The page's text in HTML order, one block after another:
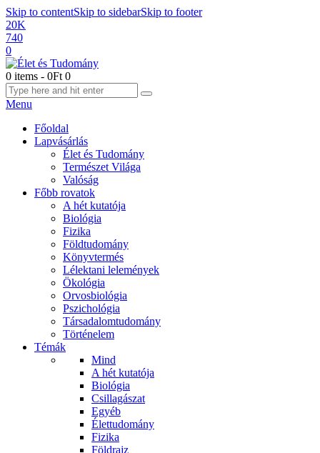
Skip to contentSkip to sidebarSkip to footer
20K
740
0
0 items - 0Ft 0
Menu
Főoldal
Lapvásárlás
Élet és Tudomány
Természet Világa
Valóság
Főbb rovatok
A hét kutatója
Biológia
Fizika
Földtudomány
Könyvtermés
Lélektani lelemények
Ökológia
Orvosbiológia
Pszichológia
Társadalomtudomány
Történelem
Témák
Mind
A hét kutatója
Biológia
Csillagászat
Egyéb
Élettudomány
Fizika
Földrajz